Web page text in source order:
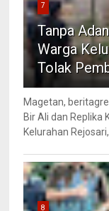
7
Tanpa
Warga
Tolak
Magetan,
Bir Ali dan Replika
Kelurahan Rejosari,
8